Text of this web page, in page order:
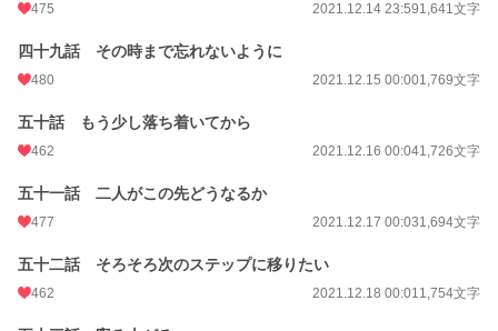
475 2021.12.14 23:591,641文字
四十九話 その時まで忘れないように
480 2021.12.15 00:001,769文字
五十話 もう少し落ち着いてから
462 2021.12.16 00:041,726文字
五十一話 二人がこの先どうなるか
477 2021.12.17 00:031,694文字
五十二話 そろそろ次のステップに移りたい
462 2021.12.18 00:011,754文字